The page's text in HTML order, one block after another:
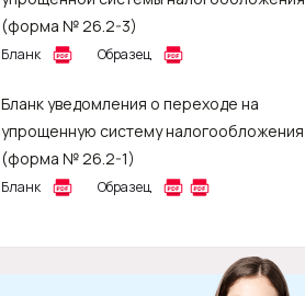
(форма № 26.2-3)
Бланк Образец
Бланк уведомления о переходе на
упрощенную систему налогообложения
(форма № 26.2-1)
Бланк Образец